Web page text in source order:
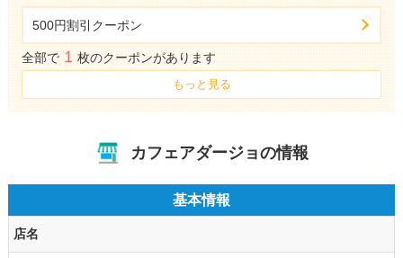
500円割引クーポン
全部で1 枚のクーポンがあります
もっと見る
カフェアダージョの情報
基本情報
店名